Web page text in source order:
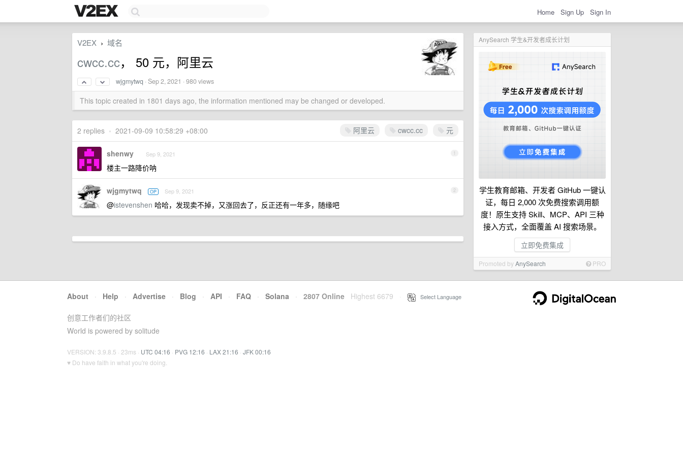
Home Sign Up Sign In
AnySearch 学生&开发者成长计划
学生教育邮箱、开发者 GitHub 一键认
证，每日 2,000 次免费搜索调用额
度！原生支持 Skill、MCP、API 三种
接入方式，全面覆盖 AI 搜索场景。
立即免费集成
Promoted byAnySearch PRO
V2EX › 域名
cwcc.cc， 50 元，阿里云
wjgmytwq ·Sep 2, 2021 · 980 views
This topic created in 1801 days ago, the information mentioned may be changed or developed.
阿里云 cwcc.cc 元
2 replies • 2021-09-09 10:58:29 +08:00
1
shenwy Sep 9, 2021
楼主一路降价呐
2
wjgmytwq OP Sep 9, 2021
@istevenshen 哈哈，发现卖不掉，又涨回去了，反正还有一年多，随缘吧
About · Help · Advertise · Blog · API · FAQ · Solana · 2807 Online Highest 6679 Select Language
创意工作者们的社区
World is powered by solitude
VERSION: 3.9.8.5 · 23ms · UTC 04:16 · PVG 12:16 · LAX 21:16 · JFK 00:16
♥ Do have faith in what you're doing.